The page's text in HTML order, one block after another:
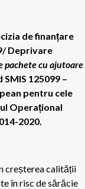
de finanțare
Deprivare
pachete cu ajutoare
SMIS 125099 –
pentru cele
Operațional
2020.
creșterea calității
în risc de sărăcie